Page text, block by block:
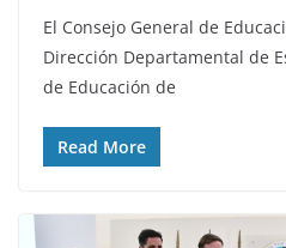
El Consejo General de
Dirección Departamental de
de Educación de
Read More